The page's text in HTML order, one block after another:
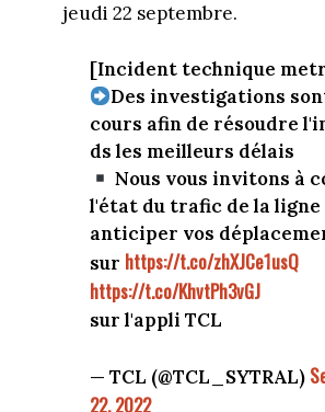
jeudi 22 septembre.
[Incident technique
Des investigations
cours afin de résoudre
ds les meilleurs délais
Nous vous invitons à
l'état du trafic de la ligne
anticiper vos
sur https://t.co/zhXJCe1usQ
https://t.co/KhvtPh3vGJ
sur l'appli TCL
— TCL (@TCL_SYTRAL)
22, 2022